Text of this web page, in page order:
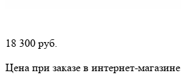
18 300 руб.
Цена при заказе в интернет-магазине